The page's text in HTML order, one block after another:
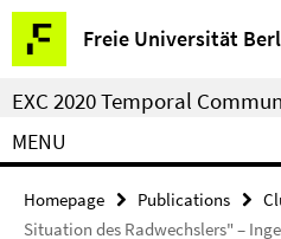
Springe
direkt
zu
Inhalt
Freie Universität
Service
Navigation
EXC 2020 Temporal
MENU
Homepage Publications
Situation des Radwechslers" –